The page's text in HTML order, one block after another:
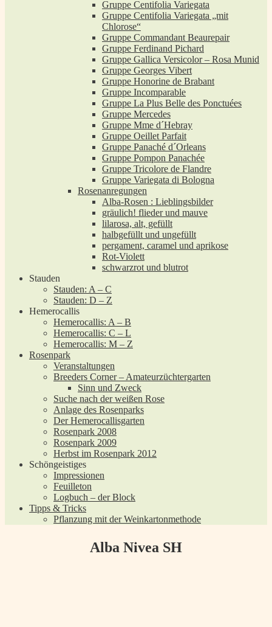
Gruppe Centifolia Variegata
Gruppe Centifolia Variegata „mit
Chlorose“
Gruppe Commandant Beaurepair
Gruppe Ferdinand Pichard
Gruppe Gallica Versicolor – Rosa Munid
Gruppe Georges Vibert
Gruppe Honorine de Brabant
Gruppe Incomparable
Gruppe La Plus Belle des Ponctuées
Gruppe Mercedes
Gruppe Mme d´Hebray
Gruppe Oeillet Parfait
Gruppe Panaché d´Orleans
Gruppe Pompon Panachée
Gruppe Tricolore de Flandre
Gruppe Variegata di Bologna
Rosenanregungen
Alba-Rosen : Lieblingsbilder
gräulich! flieder und mauve
lilarosa, alt, gefüllt
halbgefüllt und ungefüllt
pergament, caramel und aprikose
Rot-Violett
schwarzrot und blutrot
Stauden
Stauden: A – C
Stauden: D – Z
Hemerocallis
Hemerocallis: A – B
Hemerocallis: C – L
Hemerocallis: M – Z
Rosenpark
Veranstaltungen
Breeders Corner – Amateurzüchtergarten
Sinn und Zweck
Suche nach der weißen Rose
Anlage des Rosenparks
Der Hemerocallisgarten
Rosenpark 2008
Rosenpark 2009
Herbst im Rosenpark 2012
Schöngeistiges
Impressionen
Feuilleton
Logbuch – der Block
Tipps & Tricks
Pflanzung mit der Weinkartonmethode
Alba Nivea SH